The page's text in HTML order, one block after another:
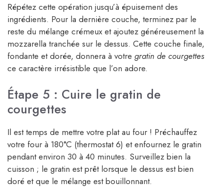
Répétez cette opération jusqu’à épuisement des
ingrédients. Pour la dernière couche, terminez par le
reste du mélange crémeux et ajoutez généreusement la
mozzarella tranchée sur le dessus. Cette couche finale,
fondante et dorée, donnera à votre gratin de courgettes
ce caractère irrésistible que l’on adore.
Étape 5 : Cuire le gratin de
courgettes
Il est temps de mettre votre plat au four ! Préchauffez
votre four à 180°C (thermostat 6) et enfournez le gratin
pendant environ 30 à 40 minutes. Surveillez bien la
cuisson ; le gratin est prêt lorsque le dessus est bien
doré et que le mélange est bouillonnant.